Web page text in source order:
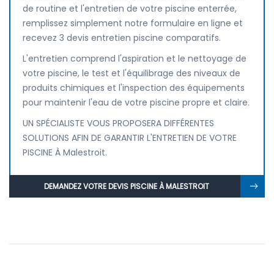
de routine et l'entretien de votre piscine enterrée,
remplissez simplement notre formulaire en ligne et
recevez 3 devis entretien piscine comparatifs.
L'entretien comprend l'aspiration et le nettoyage de
votre piscine, le test et l'équilibrage des niveaux de
produits chimiques et l'inspection des équipements
pour maintenir l'eau de votre piscine propre et claire.
UN SPÉCIALISTE VOUS PROPOSERA DIFFÉRENTES
SOLUTIONS AFIN DE GARANTIR L'ENTRETIEN DE VOTRE
PISCINE À Malestroit.
DEMANDEZ VOTRE DEVIS PISCINE À MALESTROIT